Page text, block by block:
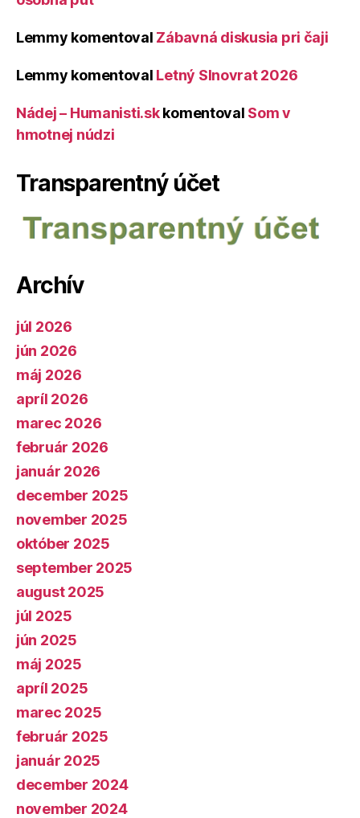
Lemmy komentoval Zábavná diskusia pri čaji
Lemmy komentoval Letný Slnovrat 2026
Nádej – Humanisti.skkomentoval Som v
hmotnej núdzi
Transparentný účet
Archív
júl 2026
jún 2026
máj 2026
apríl 2026
marec 2026
február 2026
január 2026
december 2025
november 2025
október 2025
september 2025
august 2025
júl 2025
jún 2025
máj 2025
apríl 2025
marec 2025
február 2025
január 2025
december 2024
november 2024